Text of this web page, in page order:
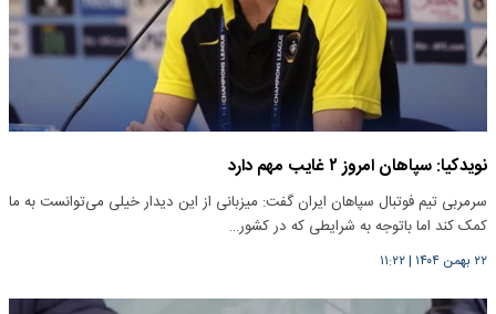
نویدکیا: سپاهان امروز ۲ غایب مهم دارد
سرمربی تیم فوتبال سپاهان ایران گفت: میزبانی از این دیدار خیلی می‌توانست به ما
کمک کند اما باتوجه به شرایطی که در کشور…
۲۲ بهمن ۱۴۰۴ |۱۱:۲۲